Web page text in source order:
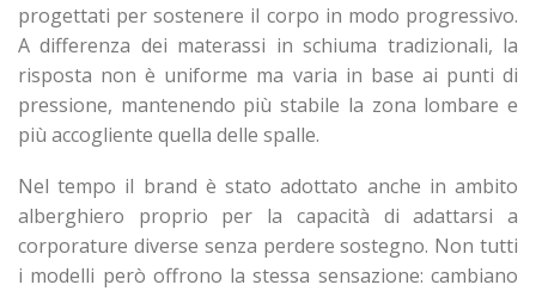
progettati per sostenere il corpo in modo progressivo.
A differenza dei materassi in schiuma tradizionali, la
risposta non è uniforme ma varia in base ai punti di
pressione, mantenendo più stabile la zona lombare e
più accogliente quella delle spalle.
Nel tempo il brand è stato adottato anche in ambito
alberghiero proprio per la capacità di adattarsi a
corporature diverse senza perdere sostegno. Non tutti
i modelli però offrono la stessa sensazione: cambiano